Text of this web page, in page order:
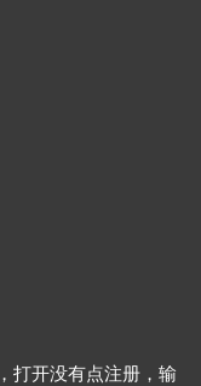
打开没有点注册，输